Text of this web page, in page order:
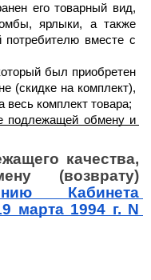
его товарный вид,
ярлыки, а также
потребителю вместе с
был приобретен
(скидке на комплект),
весь комплект товара;
подлежащей обмену и
качества,
Кабинета
марта 1994 г. N